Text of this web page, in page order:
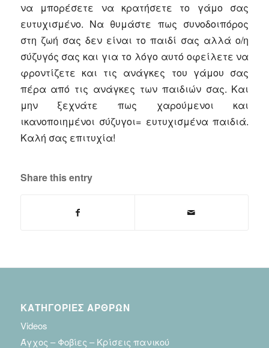
να μπορέσετε να κρατήσετε το γάμο σας
ευτυχισμένο. Να θυμάστε πως συνοδοιπόρος
στη ζωή σας δεν είναι το παιδί σας αλλά ο/η
σύζυγός σας και για το λόγο αυτό οφείλετε να
φροντίζετε και τις ανάγκες του γάμου σας
πέρα από τις ανάγκες των παιδιών σας. Και
μην ξεχνάτε πως χαρούμενοι και
ικανοποιημένοι σύζυγοι= ευτυχισμένα παιδιά.
Καλή σας επιτυχία!
Share this entry
ΚΑΤΗΓΟΡΙΕΣ ΑΡΘΡΩΝ
Videos
Άγχος – Φοβίες – Κρίσεις πανικού